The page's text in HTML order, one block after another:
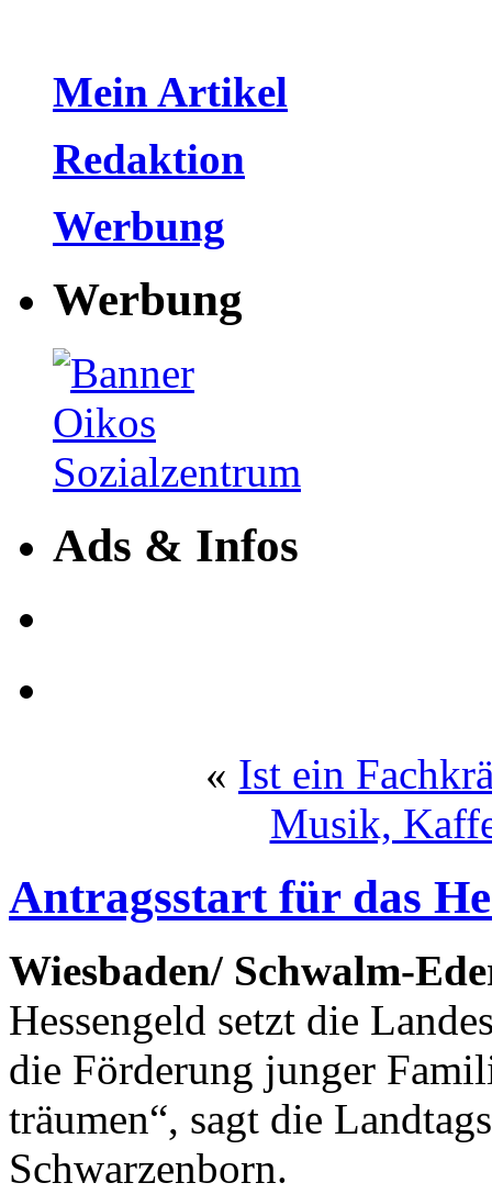
Mein Artikel
Redaktion
Werbung
Werbung
Ads & Infos
« Ist ein
Musik,
Antragsstart für das
Wiesbaden/ Schwalm-
Hessengeld setzt die
die Förderung junger
träumen“, sagt die
Schwarzenborn.